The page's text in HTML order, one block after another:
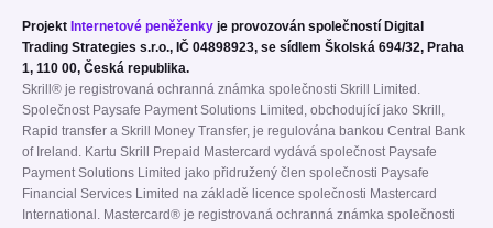
Projekt Internetové peněženky je provozován společností Digital
Trading Strategies s.r.o., IČ 04898923, se sídlem Školská 694/32, Praha
1, 110 00, Česká republika.
Skrill® je registrovaná ochranná známka společnosti Skrill Limited.
Společnost Paysafe Payment Solutions Limited, obchodující jako Skrill,
Rapid transfer a Skrill Money Transfer, je regulována bankou Central Bank
of Ireland. Kartu Skrill Prepaid Mastercard vydává společnost Paysafe
Payment Solutions Limited jako přidružený člen společnosti Paysafe
Financial Services Limited na základě licence společnosti Mastercard
International. Mastercard® je registrovaná ochranná známka společnosti